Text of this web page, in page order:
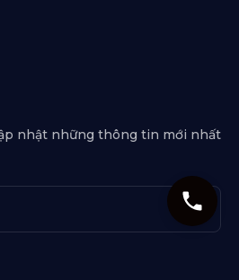
nhật những thông tin mới nhất